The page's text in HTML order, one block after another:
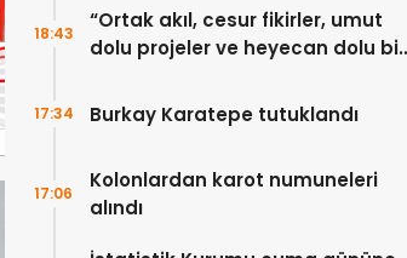
“Ortak akıl, cesur fikirler, umut
dolu projeler ve heyecan dolu bir
18:43
Burkay Karatepe tutuklandı
17:34
Kolonlardan karot numuneleri
alındı
17:06